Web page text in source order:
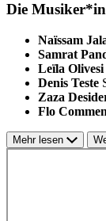
Die
Naïssam
Samrat
Leïla Olivesi
Denis Teste
Zaza
Flo
Mehr lesen